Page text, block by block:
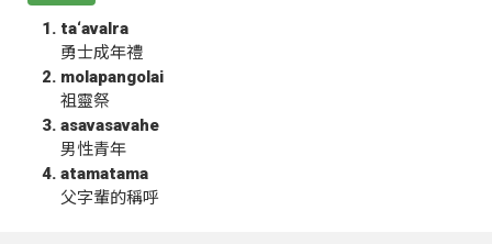
ta‘avalra
勇士成年禮
molapangolai
祖靈祭
asavasavahe
男性青年
atamatama
父字輩的稱呼